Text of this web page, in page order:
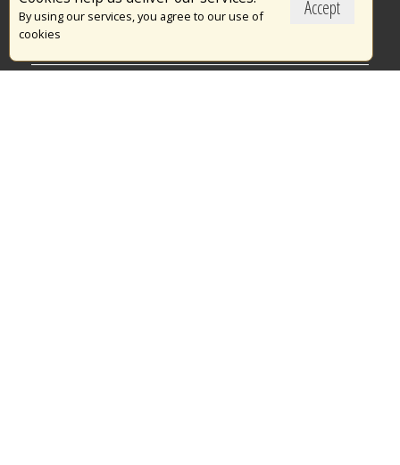
Accept
By using our services, you agree to our use of
cookies
Το Πυροσβεστικό Σώμα